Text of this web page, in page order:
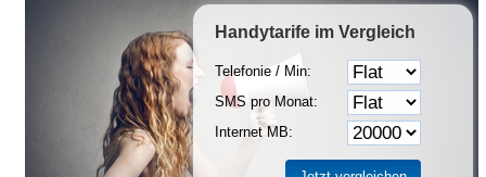
Handytarife im Vergleich
Telefonie / Min:
SMS pro Monat:
Internet MB: